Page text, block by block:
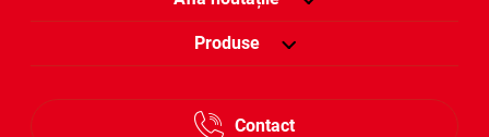
Produse
Contact